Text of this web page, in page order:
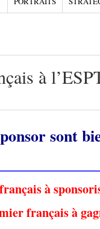
à
sont
à
français à